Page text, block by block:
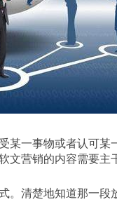
文营销的内容需要主